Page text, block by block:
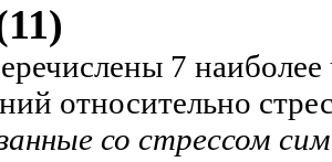
7
относительно
со стрессом